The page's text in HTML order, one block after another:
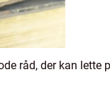
råd, der kan lette